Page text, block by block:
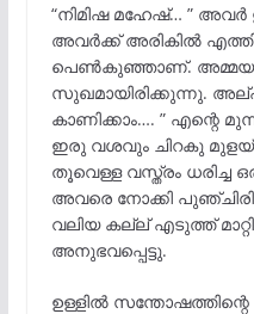
“നിമിഷ മഹേഷ്‌… ” അവർ
അവർക്ക് അരികിൽ
പെൺകുഞ്ഞാണ്.
സുഖമായിരിക്കുന്നു.
കാണിക്കാം…. ” എന്റെ
ഇരു വശവും ചിറകു
തൂവെള്ള വസ്ത്രം ധരിച്ച
അവരെ നോക്കി
വലിയ കല്ല് എടുത്ത്
അനുഭവപ്പെട്ടു.
ഉള്ളിൽ സന്തോഷത്തിന്റെ